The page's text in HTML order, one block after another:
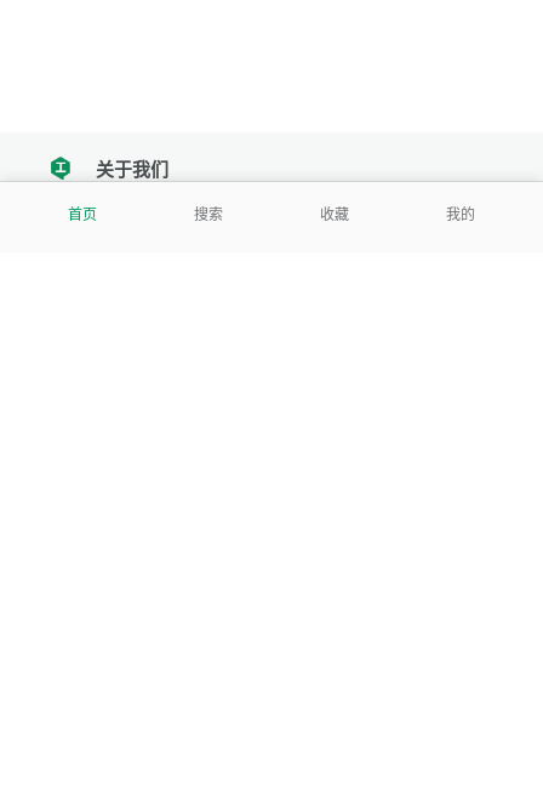
首页 搜索 收藏 我的
tencent关于我们
我们努力把每一个工具做成批量处理的产品